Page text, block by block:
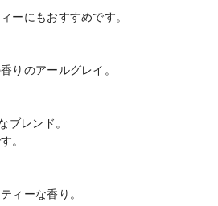
ーにもおすすめです。
りのアールグレイ。
ブレンド。
。
ィーな香り。